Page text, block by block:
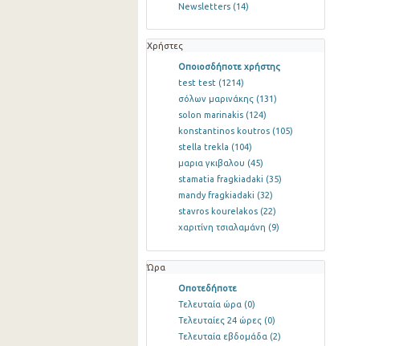
Newsletters (14)
Χρήστες
Οποιοσδήποτε χρήστης
test test (1214)
σόλων μαρινάκης (131)
solon marinakis (124)
konstantinos koutros (105)
stella trekla (104)
μαρια γκιβαλου (45)
stamatia fragkiadaki (35)
mandy fragkiadaki (32)
stavros kourelakos (22)
χαριτίνη τσιαλαμάνη (9)
Ώρα
Οποτεδήποτε
Τελευταία ώρα (0)
Τελευταίες 24 ώρες (0)
Τελευταία εβδομάδα (2)